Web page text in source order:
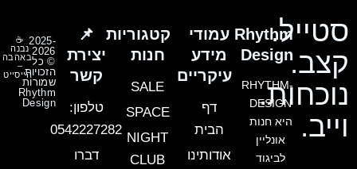
סטייל.
קצב.
נוכחות.
וייב.
Rhythm
Design
RHYTHM-
DESIGN
היא חנות
אונליין
לביגוד
עמודי
מידע
עיקריים
דף
הבית
אודותינו
קטגוריות
חנות
SALE
SPACE
NIGHT
CLUB
📌
יצירת
קשר
טלפון:
0542227282
דברו
2025-
2026
© כל
הזכויות
שמורות
Rhythm
Design
☕
נבנה
באהבה
–
הייסייט